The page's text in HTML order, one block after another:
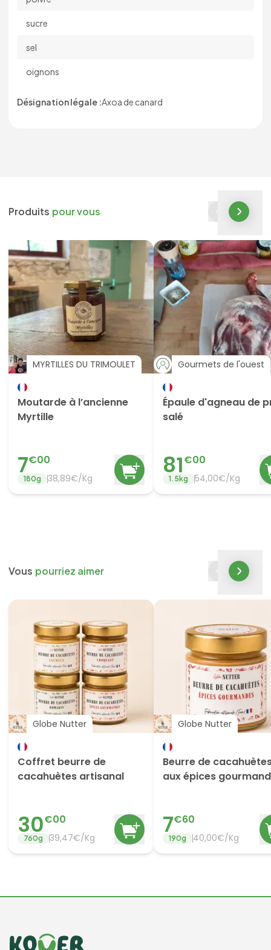
sucre
sel
oignons
Désignation légale :Axoa de canard
Produits pour vous
MYRTILLES DU TRIMOULET
Moutarde à l’ancienne
Myrtille
7€00
180g 38,89€/Kg
Gourmets de l'ouest
Épaule d'agneau de
salé
81€00
1.5kg 54,00€/Kg
Vous pourriez aimer
Globe Nutter
Coffret beurre de
cacahuètes artisanal
30€00
760g 39,47€/Kg
Globe Nutter
Beurre de
aux épices
7€60
190g 40,00€/Kg
Informations de contact